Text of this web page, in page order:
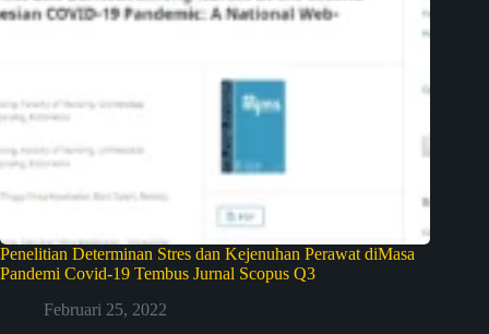
Penelitian Determinan Stres dan Kejenuhan Perawat diMasa
Pandemi Covid-19 Tembus Jurnal Scopus Q3
Februari 25, 2022